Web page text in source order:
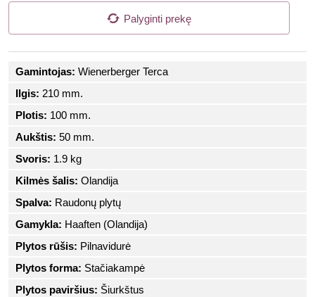
Palyginti prekę
Gamintojas: Wienerberger Terca
Ilgis: 210 mm.
Plotis: 100 mm.
Aukštis: 50 mm.
Svoris: 1.9 kg
Kilmės šalis: Olandija
Spalva: Raudonų plytų
Gamykla: Haaften (Olandija)
Plytos rūšis: Pilnavidurė
Plytos forma: Stačiakampė
Plytos paviršius: Šiurkštus